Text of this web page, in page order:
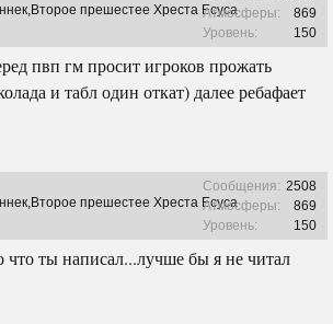
прешестее Хреста ЕсусаАтмосферы:
869
Уровень:
150
пвп гм просит игроков прожать
и табл один откат) далее ребафает
прешестее Хреста Есуса
Сообщения: 2508
Атмосферы:
869
Уровень:
150
что ты написал...лучше бы я не читал